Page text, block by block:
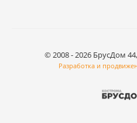
© 2008 - 2026 БрусДом
Разработка и